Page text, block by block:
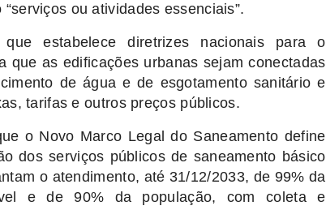
ou atividades essenciais”.
estabelece diretrizes nacionais para o
que as edificações urbanas sejam conectadas
de água e de esgotamento sanitário e
tarifas e outros preços públicos.
o Novo Marco Legal do Saneamento define
dos serviços públicos de saneamento básico
o atendimento, até 31/12/2033, de 99% da
e de 90% da população, com coleta e